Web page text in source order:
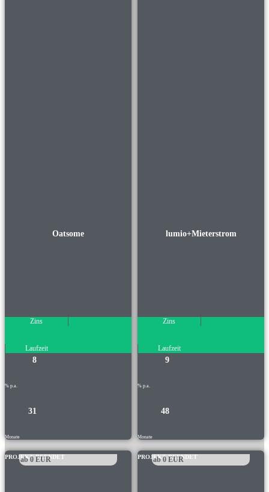
Oatsome
Zins
Laufzeit
8
% p.a.
31
Monate
lumio+Mieterstrom
Zins
Laufzeit
9
% p.a.
48
Monate
PROJEKT BEENDET
ab0 EUR PROJEKT BEENDET
ab0 EUR